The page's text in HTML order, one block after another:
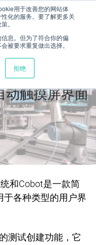
用于改善您的网站体
化的服务。要了解更多关
。
息。但为了符合你的偏
被要求重复做出选择。
拒绝
动触摸屏界面
和Cobot是一款简
于各种类型的用户界
测试创建功能，它